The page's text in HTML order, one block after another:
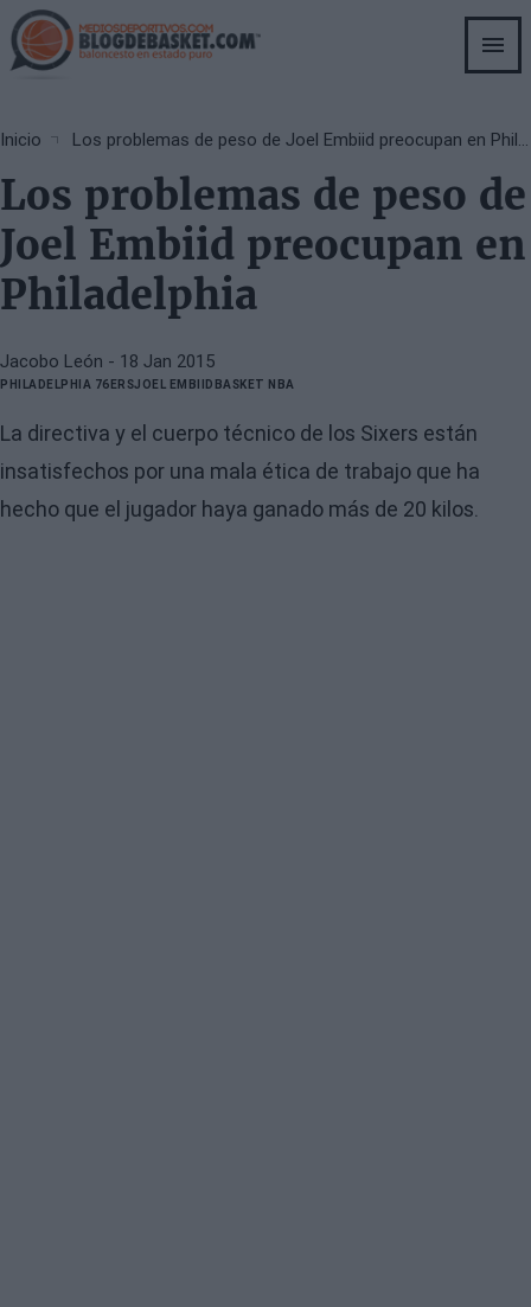
Skip
to
main
Breadcrumb
Inicio Los problemas de peso de Joel Embiid preocupan en Philadelphia
Los problemas de peso de
Joel Embiid preocupan en
Philadelphia
Jacobo León - 18 Jan 2015
PHILADELPHIA 76ERSJOEL EMBIID BASKET NBA
La directiva y el cuerpo técnico de los Sixers están
insatisfechos por una mala ética de trabajo que ha
hecho que el jugador haya ganado más de 20 kilos.